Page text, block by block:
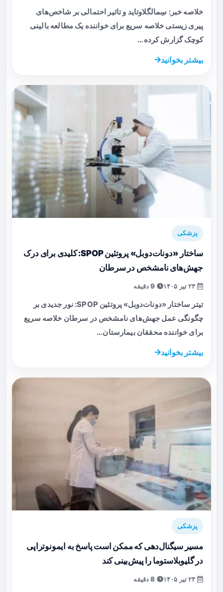
خلاصه خبر: سِمالگلاوتاید و تاثیر احتمالی بر شاخص‌های
پیری زیستی خلاصه سریع برای خواننده یک مطالعه بالینی
کوچک گزارش کرده…
بیشتر بخوانید
پزشکی
ساختار «دونات‌دوبل» پروتئین SPOP: کلیدی برای درک
جهش‌های نامشخص در سرطان
تیتر ساختار «دونات‌دوبل» پروتئین SPOP: نور جدیدی بر
چگونگی عمل جهش‌های نامشخص در سرطان خلاصه سریع
برای خواننده محققان بیمارستان…
بیشتر بخوانید
پزشکی
مسیر سیگنال‌دهی که ممکن است پاسخ به ایمونوتراپی
در گلیوبلاستوما را پیش‌بینی کند